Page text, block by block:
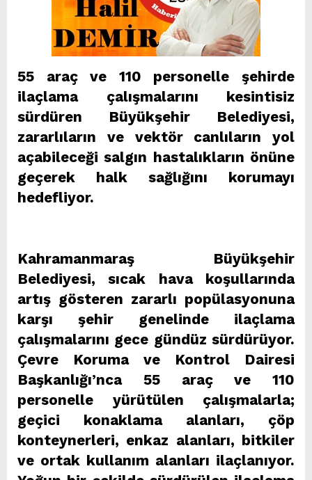
55 araç ve 110 personelle şehirde
ilaçlama çalışmalarını kesintisiz
sürdüren Büyükşehir Belediyesi,
zararlıların ve vektör canlıların yol
açabileceği salgın hastalıkların önüne
geçerek halk sağlığını korumayı
hedefliyor.
Kahramanmaraş Büyükşehir
Belediyesi, sıcak hava koşullarında
artış gösteren zararlı popülasyonuna
karşı şehir genelinde ilaçlama
çalışmalarını gece gündüz sürdürüyor.
Çevre Koruma ve Kontrol Dairesi
Başkanlığı’nca 55 araç ve 110
personelle yürütülen çalışmalarla;
geçici konaklama alanları, çöp
konteynerleri, enkaz alanları, bitkiler
ve ortak kullanım alanları ilaçlanıyor.